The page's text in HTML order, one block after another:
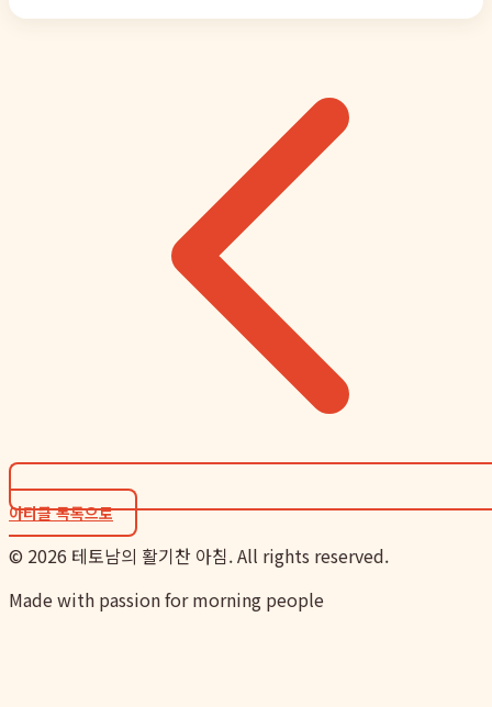
아티클 목록으로
© 2026 테토남의 활기찬 아침. All rights reserved.
Made with passion for morning people